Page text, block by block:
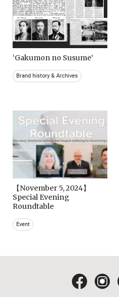
‘Gakumon no Susume’
Brand history & Archives
【November 5, 2024】
Special Evening
Roundtable
Event